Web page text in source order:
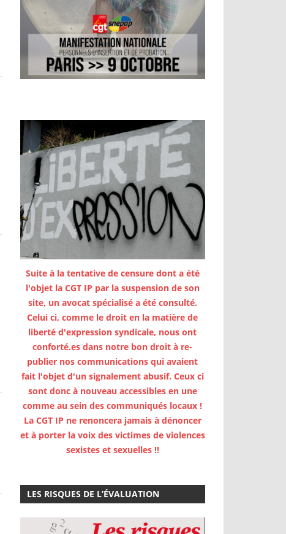
Suite à la tentative de censure dont a été
l'objet la CGT IP par la suspension de son
site, un avocat spécialisé a été consulté.
Celui ci, comme le droit en la matière de
liberté d'expression syndicale, nous ont
conforté.es dans notre bon droit à re-
publier nos communications qui avaient
fait l'objet d'un signalement abusif. Ceux ci
sont donc à nouveau accessibles en une
comme au sein des communiqués locaux !
La CGT IP ne renoncera jamais à dénoncer
et à porter la voix des victimes de violences
sexistes et sexuelles !!
LES RISQUES DE L’ÉVALUATION